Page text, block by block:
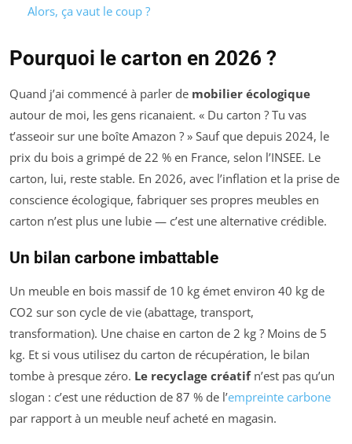
Alors, ça vaut le coup ?
Pourquoi le carton en 2026 ?
Quand j’ai commencé à parler de mobilier écologique
autour de moi, les gens ricanaient. « Du carton ? Tu vas
t’asseoir sur une boîte Amazon ? » Sauf que depuis 2024, le
prix du bois a grimpé de 22 % en France, selon l’INSEE. Le
carton, lui, reste stable. En 2026, avec l’inflation et la prise de
conscience écologique, fabriquer ses propres meubles en
carton n’est plus une lubie — c’est une alternative crédible.
Un bilan carbone imbattable
Un meuble en bois massif de 10 kg émet environ 40 kg de
CO2 sur son cycle de vie (abattage, transport,
transformation). Une chaise en carton de 2 kg ? Moins de 5
kg. Et si vous utilisez du carton de récupération, le bilan
tombe à presque zéro. Le recyclage créatifn’est pas qu’un
slogan : c’est une réduction de 87 % de l’empreinte carbone
par rapport à un meuble neuf acheté en magasin.